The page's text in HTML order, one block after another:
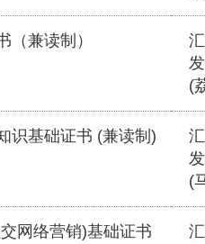
（兼读制）
(
识基础证书 (兼读制)
(
网络营销)基础证书